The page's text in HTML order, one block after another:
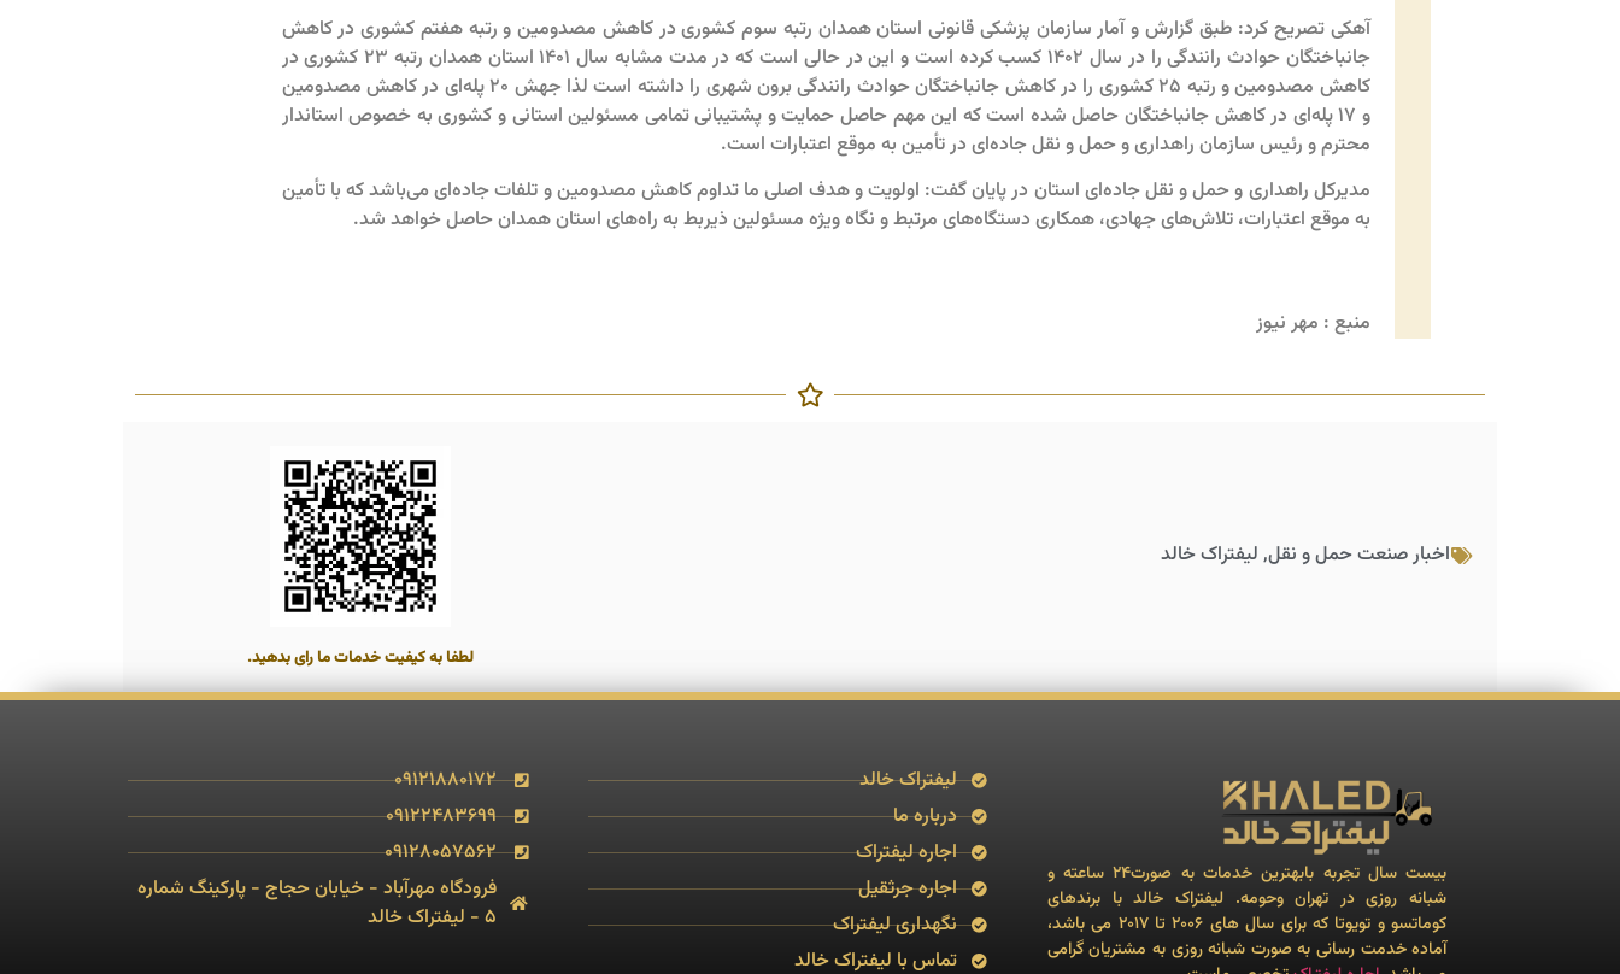
آهکی تصریح کرد: طبق گزارش و آمار سازمان پزشکی قانونی استان همدان رتبه سوم کشوری در کاهش مصدومین و رتبه هفتم کشوری در کاهش
جانباختگان
حوادث رانندگی را در سال ۱۴۰۲ کسب کرده است و این در حالی است که در مدت مشابه سال ۱۴۰۱ استان همدان رتبه ۲۳ کشوری در
کاهش مصدومین و رتبه ۲۵ کشوری را در کاهش
جانباختگان
حوادث رانندگی برون شهری را داشته است لذا جهش ۲۰ پله‌ای در کاهش مصدومین
و ۱۷ پله‌ای در کاهش
جانباختگان حاصل شده است که این مهم حاصل حمایت و پشتیبانی تمامی مسئولین استانی و کشوری به خصوص استاندار
محترم و رئیس سازمان راهداری و حمل و نقل جاده‌ای در تأمین به موقع اعتبارات است.
مدیرکل راهداری و حمل و نقل جاده‌ای استان در پایان گفت: اولویت و هدف اصلی ما تداوم کاهش مصدومین و تلفات جاده‌ای می‌باشد که با تأمین
به موقع اعتبارات، تلاش‌های جهادی، همکاری دستگاه‌های مرتبط و نگاه ویژه مسئولین ذیربط به راه‌های استان همدان حاصل خواهد شد.
منبع : مهر نیوز
اخبار صنعت حمل و نقل, لیفتراک خالد
لطفا به کیفیت خدمات ما رای بدهید.
بیست سال تجربه بابهترین خدمات به صورت24 ساعته و
شبانه روزی در تهران وحومه. لیفتراک خالد با برندهای
کوماتسو و تویوتا که برای سال های ۲۰۰۶ تا ۲۰۱۷ می باشد،
آماده خدمت رسانی به صورت شبانه روزی به مشتریان گرامی
لیفتراک خالد
درباره ما
اجاره لیفتراک
اجاره جرثقیل
نگهداری لیفتراک
تماس با لیفتراک خالد
09121880172
09122483699
09128057562
فرودگاه مهرآباد - خیابان حجاج - پارکینگ شماره
5 - لیفتراک خالد